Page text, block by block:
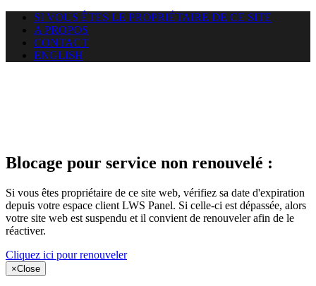
SI VOUS ÊTES LE PROPRIÉTAIRE DE CE SITE
A PROPOS
CONTACT
ENGLISH
Blocage pour service non renouvelé :
Si vous êtes propriétaire de ce site web, vérifiez sa date d'expiration
depuis votre espace client LWS Panel. Si celle-ci est dépassée, alors
votre site web est suspendu et il convient de renouveler afin de le
réactiver.
Cliquez ici pour renouveler
×Close